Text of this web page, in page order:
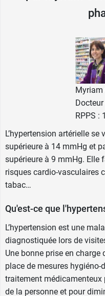
Posologie de
3 gélules par jour, à
17,7 g
Conditionnement :
Ce laboratoire
différentes plantes,
d'Inde en gélules
Fabricant
FABRE NATURACTIVE
29 Avenue du Sidobre
81100 CASTRES
France
05 63 51 68 00
Myriam
RPPS :
L’hypertension artérielle
supérieure à 14 mmHg et
supérieure à 9 mmHg. Elle
risques cardio-vasculaires
tabac…
Qu'est-ce que
L’hypertension est une
diagnostiquée lors de
Une bonne prise en charge
place de mesures
traitement médicamenteux
de la personne et pour